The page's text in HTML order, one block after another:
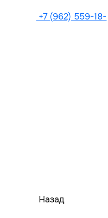
+7 (962) 559-18-
Назад